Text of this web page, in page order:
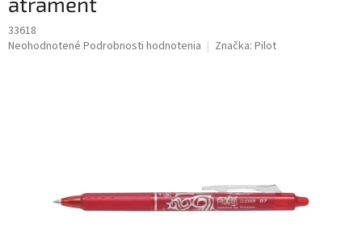
33618
Priemerné
Neohodnotené Podrobnosti hodnotenia Značka: Pilot